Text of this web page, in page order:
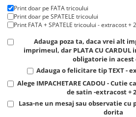
Pijamale de copii
Pijamale BIG SIZE femei
Tricouri de craciun
Tricouri de cuplu Valentine's Day
Valentine's Day
Cadouri pentru Bunici
Cadouri pentru Nasi si Fini
Print doar pe FATA tricoului
Print doar pe SPATELE tricoului
Print FATA + SPATELE tricoului - extracost +
Adauga poza ta, daca vrei alt
imprimeul, dar PLATA CU
obligatorie in acest
Adauga o felicitare tip TEXT -
Alege IMPACHETARE CADOU -
de satin -extracost +
Lasa-ne un mesaj sau observatie
dorita